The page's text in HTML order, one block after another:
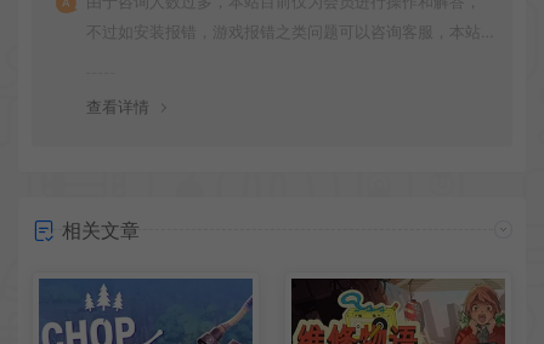
不过如安装报错，游戏报错之类问题可以咨询客服，本站
查看详情
相关文章